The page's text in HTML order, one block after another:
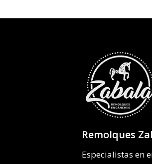
Remolques
Especialistas en